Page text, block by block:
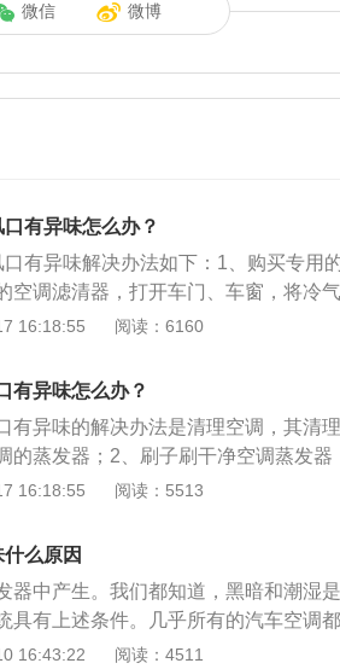
微信 微博
有异味怎么办？
有异味解决办法如下：1、购买专用
空调滤清器，打开车门、车窗，将冷
关闭空调出风口，避免清洗剂在操作
杀灭细菌并清新所输出的空气。3、清
剂从位于底盘的空调管道系统流出，
净再装回原位。
16:18:55 阅读：6160
有异味怎么办？
有异味的解决办法是清理空调，其清
的蒸发器；2、刷子刷干净空调蒸发器
调系统里进行内循环；4、5分钟后关
离地间隙为190mm，油箱容积为67l，
16:18:55 阅读：5513
么原因
器中产生。我们都知道，黑暗和潮湿
具有上述条件。几乎所有的汽车空调
器使用一两年后，会发出难闻的酸味
16:43:22 阅读：4511